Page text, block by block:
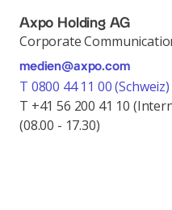
Axpo Holding AG
Corporate
medien@axpo.com
T 0800 44 11 00 (Schweiz)
T +41 56 200 41 10
(08.00 - 17.30)